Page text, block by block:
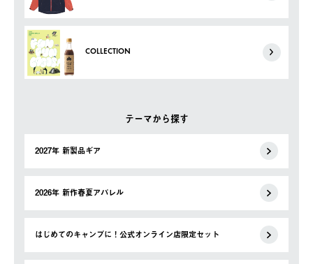
COLLECTION
テーマから探す
2027年 新製品ギア
2026年 新作春夏アパレル
はじめてのキャンプに！公式オンライン店限定セット